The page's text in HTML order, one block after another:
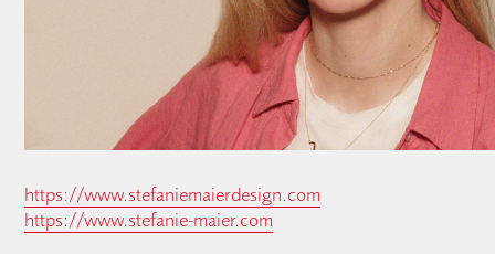
https://www.stefaniemaierdesign.com
https://www.stefanie-maier.com